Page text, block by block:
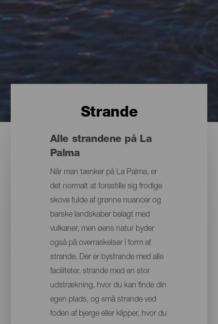
Strande
Alle strandene på La
Palma
Når man tænker på La Palma, er
det normalt at forestille sig frodige
skove fulde af grønne nuancer og
barske landskaber belagt med
vulkaner, men øens natur byder
også på overraskelser i form af
strande. Der er bystrande med alle
faciliteter, strande med en stor
udstrækning, hvor du kan finde din
egen plads, og små strande ved
foden af bjerge eller klipper, hvor du